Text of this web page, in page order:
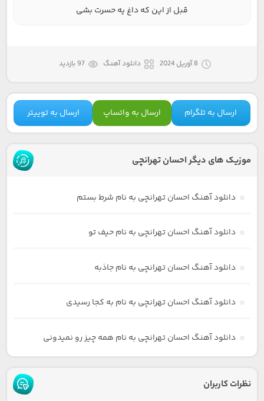
قبل از این که داغ یه حسرت بشی
8 آوریل 2024 دانلود آهنگ 97 بازدید
ارسال به تلگرام ارسال به واتساپ ارسال به توییتر
موزیک های دیگر احسان تهرانچی
دانلود آهنگ احسان تهرانچی به نام شرط بستم
دانلود آهنگ احسان تهرانچی به نام حیف تو
دانلود آهنگ احسان تهرانچی به نام جاذبه
دانلود آهنگ احسان تهرانچی به نام به کجا رسیدی
دانلود آهنگ احسان تهرانچی به نام همه چیز رو نمیدونی
نظرات کاربران